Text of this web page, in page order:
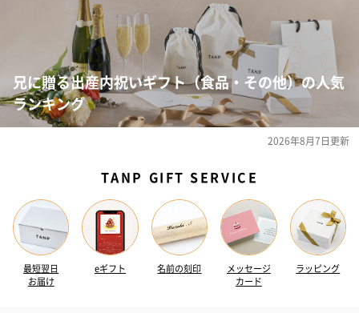
兄に贈る出産内祝いギフト（食品・その他）の人気
ランキング
2026年8月7日更新
TANP GIFT SERVICE
最短翌日
お届け
eギフト 名前の刻印
メッセージ
カード
ラッピング